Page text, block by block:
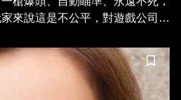
來說這是不公平，對遊戲公司來
分析遊戲產業如何「鬥掛」，幫
商的精彩對決。
儲存